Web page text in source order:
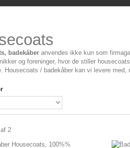
badekåberanvendes ikke kun som
og foreninger, hvor de stiller
Housecoats / badekåber kan vi levere med,
2